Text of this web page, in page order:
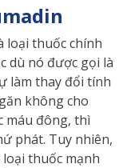
loại thuốc chính
dù nó được gọi là
làm thay đổi tính
không cho
máu đông, thì
phát. Tuy nhiên,
thuốc mạnh